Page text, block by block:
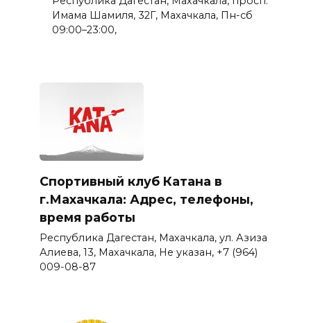
Имама Шамиля, 32Г, Махачкала, Пн-сб
09:00–23:00,
Спортивный клуб Катана в
г.Махачкала: Адрес, телефоны,
время работы
Республика Дагестан, Махачкала, ул. Азиза
Алиева, 13, Махачкала, Не указан, +7 (964)
009-08-87